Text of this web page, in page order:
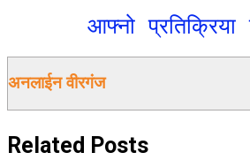
आफ्नो प्रतिक्रिया
अनलाईन वीरगंज
Related Posts